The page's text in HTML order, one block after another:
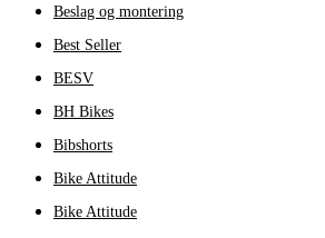
Beslag og montering
Best Seller
BESV
BH Bikes
Bibshorts
Bike Attitude
Bike Attitude